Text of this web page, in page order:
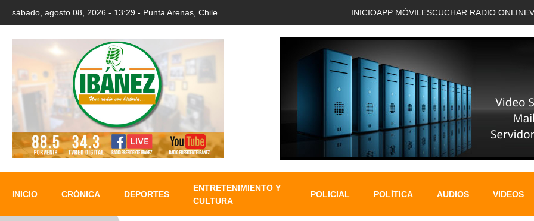
sábado, agosto 08, 2026 - 13:29 - Punta Arenas, Chile INICIOAPP MÓVIL ESCUCHAR RADIO ONLINE
INICIO CRÓNICA DEPORTES
ENTRETENIMIENTO Y
CULTURA
POLICIAL POLÍTICA AUDIOS VIDEOS